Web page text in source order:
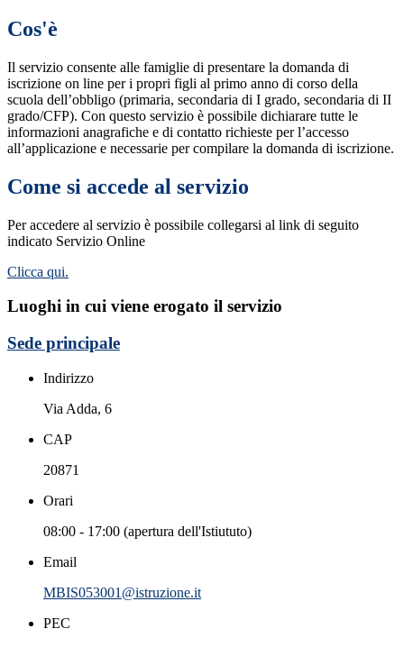
Cos'è
Il servizio consente alle famiglie di presentare la domanda di
iscrizione on line per i propri figli al primo anno di corso della
scuola dell’obbligo (primaria, secondaria di I grado, secondaria di II
grado/CFP). Con questo servizio è possibile dichiarare tutte le
informazioni anagrafiche e di contatto richieste per l’accesso
all’applicazione e necessarie per compilare la domanda di iscrizione.
Come si accede al servizio
Per accedere al servizio è possibile collegarsi al link di seguito
indicato Servizio Online
Clicca qui.
Luoghi in cui viene erogato il servizio
Sede principale
Indirizzo
Via Adda, 6
CAP
20871
Orari
08:00 - 17:00 (apertura dell'Istiututo)
Email
MBIS053001@istruzione.it
PEC